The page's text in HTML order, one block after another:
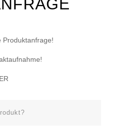
Produktanfrage!